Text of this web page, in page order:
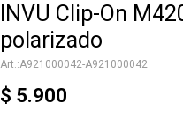
INVU Clip-On
polarizado
A921000042-A921000042
$ 5.900